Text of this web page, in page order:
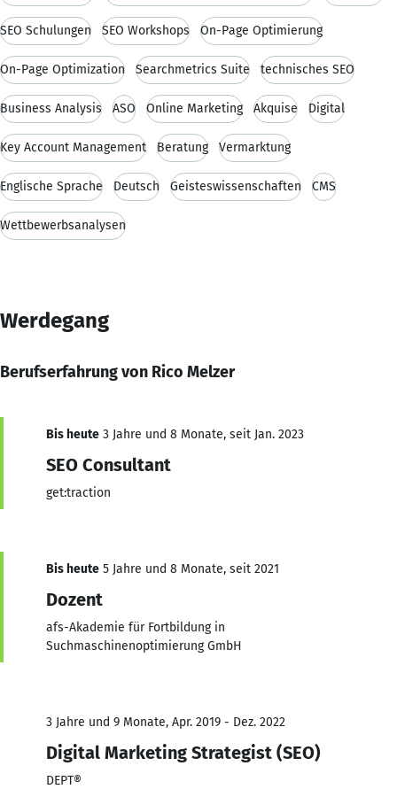
SEO Schulungen SEO Workshops On-Page Optimierung
On-Page Optimization Searchmetrics Suite technisches SEO
Business Analysis ASO Online Marketing Akquise Digital
Key Account Management Beratung Vermarktung
Englische Sprache Deutsch Geisteswissenschaften CMS
Wettbewerbsanalysen
Werdegang
Berufserfahrung von Rico Melzer
Bis heute 3 Jahre und 8 Monate, seit Jan. 2023
SEO Consultant
get:traction
Bis heute 5 Jahre und 8 Monate, seit 2021
Dozent
afs-Akademie für Fortbildung in
Suchmaschinenoptimierung GmbH
3 Jahre und 9 Monate, Apr. 2019 - Dez. 2022
Digital Marketing Strategist (SEO)
DEPT®